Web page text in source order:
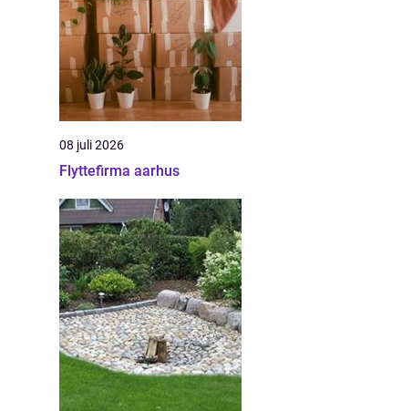
08 juli 2026
Flyttefirma aarhus